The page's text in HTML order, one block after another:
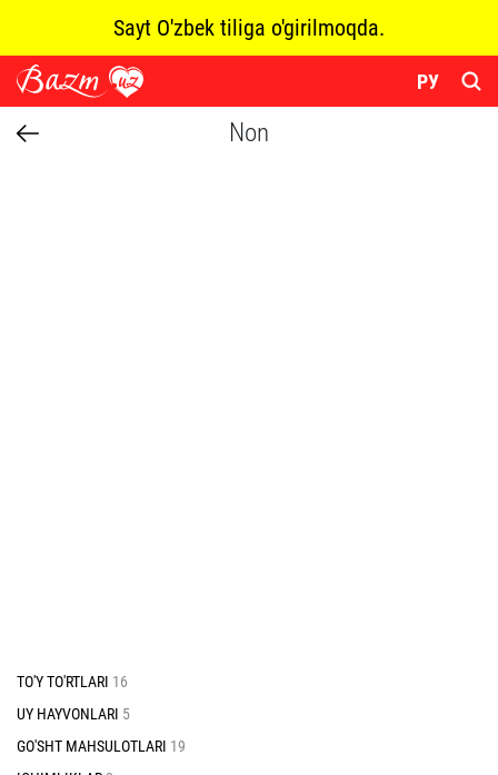
Sayt O'zbek tiliga o'girilmoqda.
РУ
Non
TO'Y TO'RTLARI 16
UY HAYVONLARI 5
GO'SHT MAHSULOTLARI 19